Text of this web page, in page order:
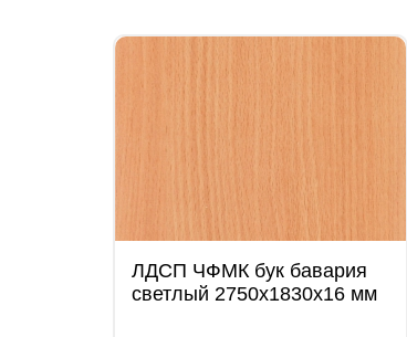
ЛДСП ЧФМК бук бавария
светлый 2750x1830x16 мм